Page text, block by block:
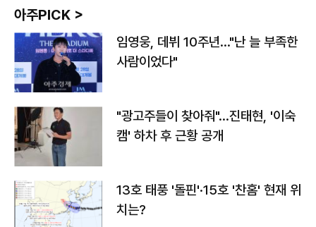
아주PICK >
임영웅, 데뷔 10주년…"난 늘 부족한
사람이었다"
"광고주들이 찾아줘"…진태현, '이숙
캠' 하차 후 근황 공개
13호 태풍 '돌핀'·15호 '찬홈' 현재 위
치는?